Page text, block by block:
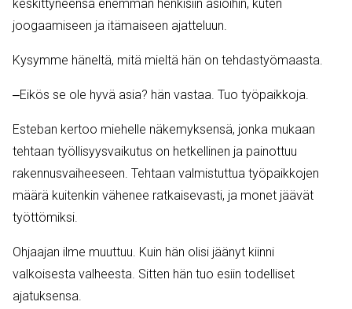
keskittyneensä enemmän henkisiin asioihin, kuten
joogaamiseen ja itämaiseen ajatteluun.
Kysymme häneltä, mitä mieltä hän on tehdastyömaasta.
‒Eikös se ole hyvä asia? hän vastaa. Tuo työpaikkoja.
Esteban kertoo miehelle näkemyksensä, jonka mukaan
tehtaan työllisyysvaikutus on hetkellinen ja painottuu
rakennusvaiheeseen. Tehtaan valmistuttua työpaikkojen
määrä kuitenkin vähenee ratkaisevasti, ja monet jäävät
työttömiksi.
Ohjaajan ilme muuttuu. Kuin hän olisi jäänyt kiinni
valkoisesta valheesta. Sitten hän tuo esiin todelliset
ajatuksensa.